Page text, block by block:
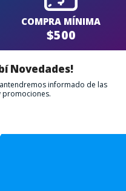
COMPRA MÍNIMA
$500
Novedades!
informado de las
promociones.